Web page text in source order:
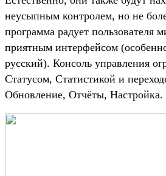
неусыпным контролем, но не
программа радует пользователя
приятным интерфейсом
русский). Консоль управления
Статусом, Статистикой и
Обновление, Отчёты, Настройка.